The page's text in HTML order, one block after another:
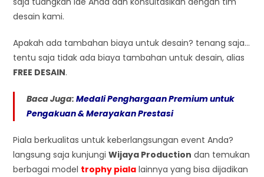
desain kami.
Apakah ada tambahan biaya untuk desain? tenang saja…
tentu saja tidak ada biaya tambahan untuk desain, alias
FREE DESAIN.
Baca Juga:Medali Penghargaan Premium untuk
Pengakuan & Merayakan Prestasi
Piala berkualitas untuk keberlangsungan event Anda?
langsung saja kunjungiWijaya Production dan temukan
berbagai model trophy piala lainnya yang bisa dijadikan